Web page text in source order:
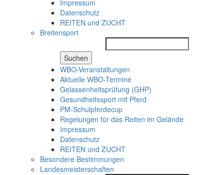
Impressum
Datenschutz
REITEN und ZUCHT
Breitensport
Suchen
WBO-Veranstaltungen
Aktuelle WBO-Termine
Gelassenheitsprüfung (GHP)
Gesundheitssport mit Pferd
PM-Schulpferdecup
Regelungen für das Reiten im Gelände
Impressum
Datenschutz
REITEN und ZUCHT
Besondere Bestimmungen
Landesmeisterschaften